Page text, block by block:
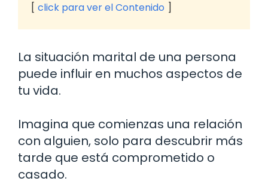
click para ver el Contenido
La situación marital de una persona
puede influir en muchos aspectos de
tu vida.
Imagina que comienzas una relación
con alguien, solo para descubrir más
tarde que está comprometido o
casado.